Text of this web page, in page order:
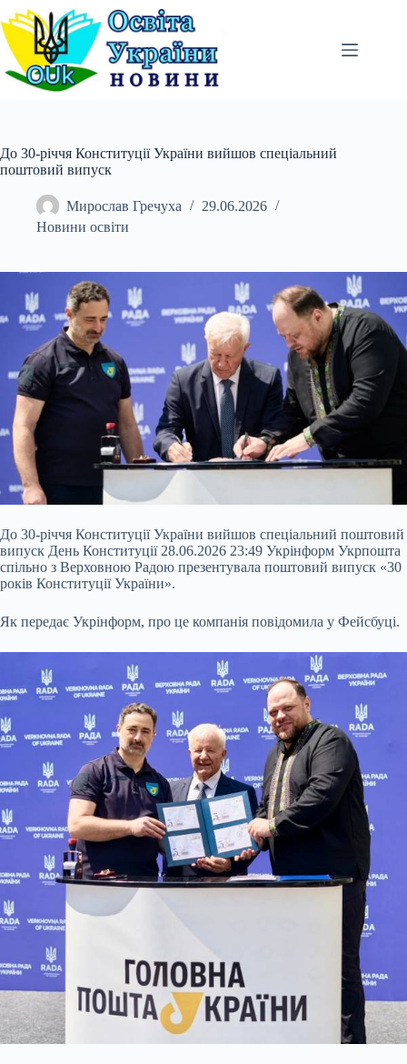
Перейти
до
вмісту
До 30-річчя Конституції України вийшов спеціальний
поштовий випуск
Мирослав Гречуха
29.06.2026
Новини освіти
До 30-річчя Конституції України вийшов спеціальний поштовий
випуск День Конституції 28.06.2026 23:49 Укрінформ Укрпошта
спільно з Верховною Радою презентувала поштовий випуск «30
років Конституції України».
Як передає Укрінформ, про це компанія повідомила у Фейсбуці.